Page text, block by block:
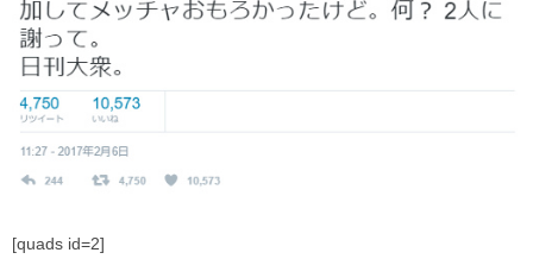
[quads id=2]